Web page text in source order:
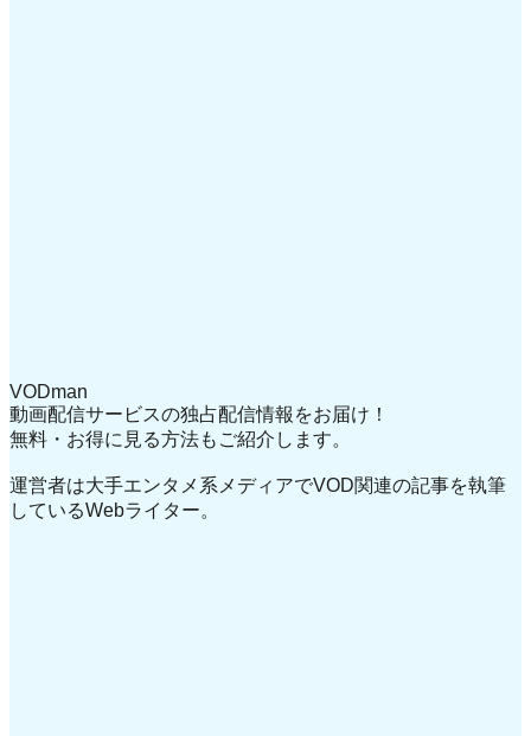
VODman
動画配信サービスの独占配信情報をお届け！
無料・お得に見る方法もご紹介します。
運営者は大手エンタメ系メディアでVOD関連の記事を執筆
しているWebライター。